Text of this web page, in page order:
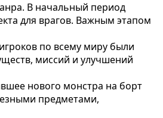
В начальный период
для врагов. Важным этапом
по всему миру были
миссий и улучшений
нового монстра на борт
предметами,